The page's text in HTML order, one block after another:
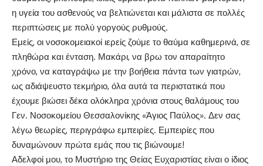
η υγεία του ασθενούς να βελτιώνεται και μάλιστα σε πολλές
περιπτώσεις με πολύ γοργούς ρυθμούς.
Εμείς, οι νοσοκομειακοί ιερείς ζούμε το θαύμα καθημερινά, σε
πληθώρα και ένταση. Μακάρι, να βρω τον απαραίτητο
χρόνο, να καταγράψω με την βοήθεια πάντα των γιατρών,
ως αδιάψευστο τεκμήριο, όλα αυτά τα περιστατικά που
έχουμε βιώσει δέκα ολόκληρα χρόνια στους θαλάμους του
Γεν. Νοσοκομείου Θεσσαλονίκης «Άγιος Παύλος». Δεν σας
λέγω θεωρίες, περιγράφω εμπειρίες. Εμπειρίες που
δυναμώνουν πρώτα εμάς που τις βιώνουμε!
Αδελφοί μου, το Μυστήριο της Θείας Ευχαριστίας είναι ο ίδιος